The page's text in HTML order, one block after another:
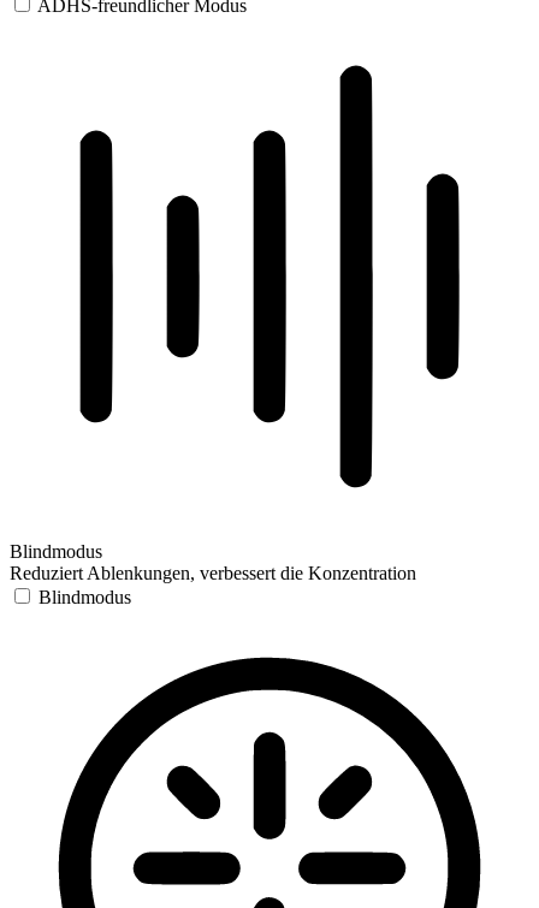
ADHS-freundlicher Modus
Blindmodus
Reduziert Ablenkungen, verbessert die Konzentration
Blindmodus